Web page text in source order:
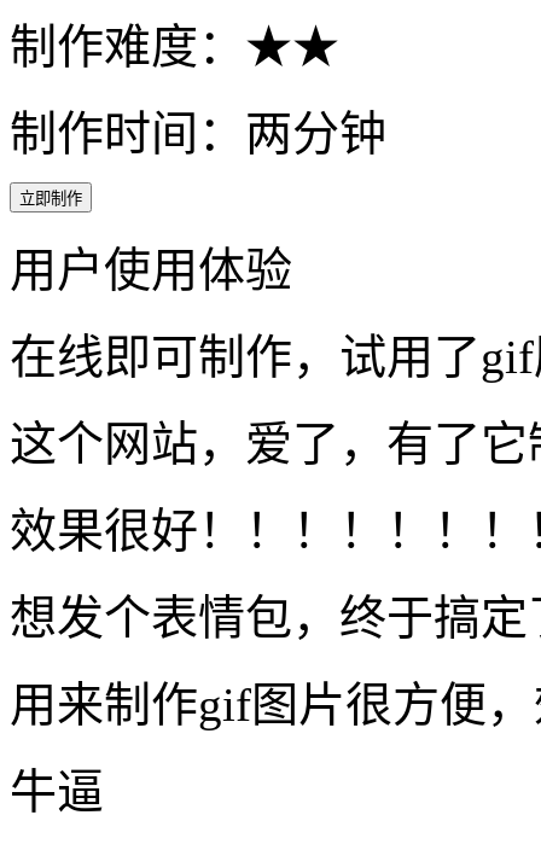
制作难度：★★
制作时间：两分钟
立即制作
用户使用体验
在线即可制作，试用了
这个网站，爱了，有了
效果很好！！！！！！！
想发个表情包，终于搞
用来制作gif图片很方便
牛逼